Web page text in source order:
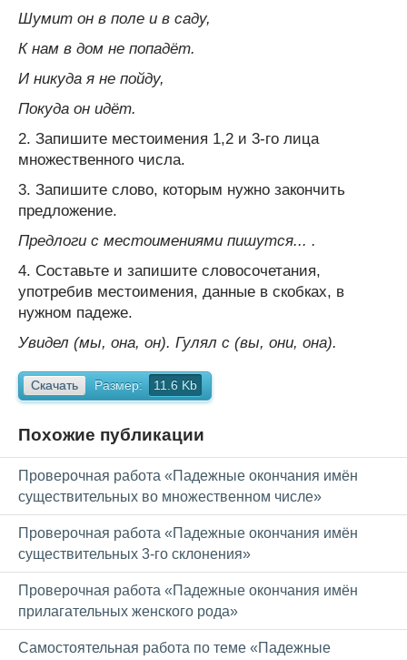
Шумит он в поле и в саду,
К нам в дом не попадёт.
И никуда я не пойду,
Покуда он идёт.
2. Запишите местоимения 1,2 и 3-го лица
множественного числа.
3. Запишите слово, которым нужно закончить
предложение.
Предлоги с местоимениями пишутся... .
4. Составьте и запишите словосочетания,
употребив местоимения, данные в скобках, в
нужном падеже.
Увидел (мы, она, он). Гулял с (вы, они, она).
Скачать Размер: 11.6 Kb
Похожие публикации
Проверочная работа «Падежные окончания имён
существительных во множественном числе»
Проверочная работа «Падежные окончания имён
существительных 3-го склонения»
Проверочная работа «Падежные окончания имён
прилагательных женского рода»
Самостоятельная работа по теме «Падежные